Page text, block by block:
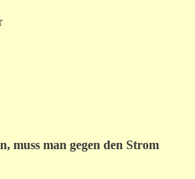
muss man gegen den Strom